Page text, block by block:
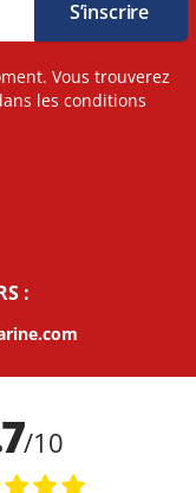
Vous trouverez
les conditions
: